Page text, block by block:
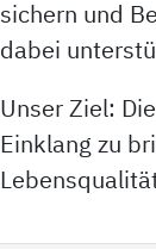
sichern und
dabei
Unser Ziel:
Einklang zu